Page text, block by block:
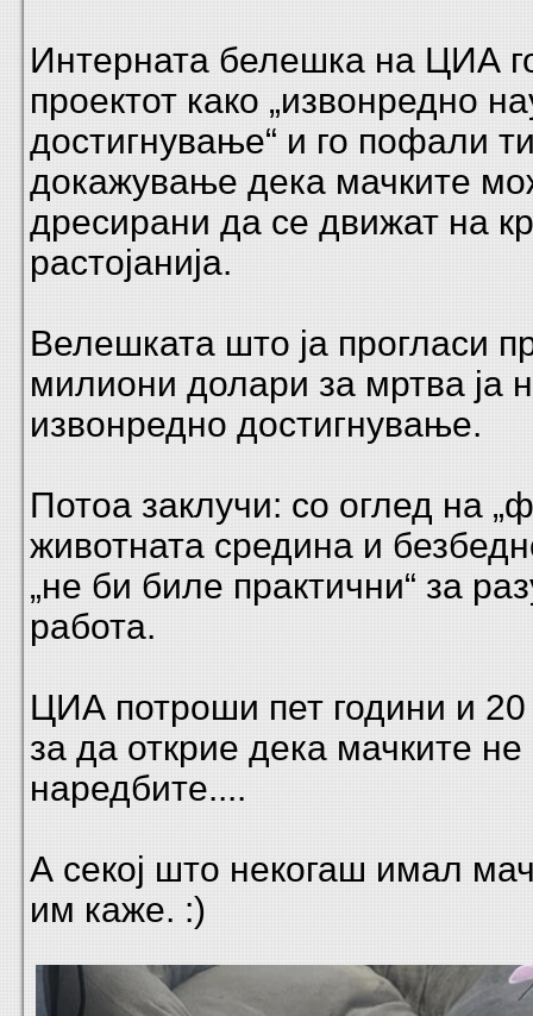
Интерната белешка на ЦИА
проектот како „извонредно
достигнување“ и го пофали
докажување дека мачките
дресирани да се движат на
растојанија.
Bелешката што ја прогласи
милиони долари за мртва ја
извонредно достигнување.
Потоа заклучи: со оглед на
животната средина и
„не би биле практични“ за
работа.
ЦИА потроши пет години и
за да открие дека мачките не
наредбите....
А секој што некогаш имал
им каже. :)